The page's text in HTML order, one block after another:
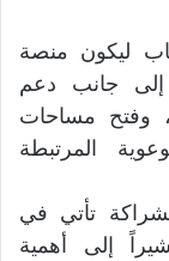
ليكون منصة
إلى جانب دعم
وفتح مساحات
المرتبطة
تأتي في
إلى أهمية